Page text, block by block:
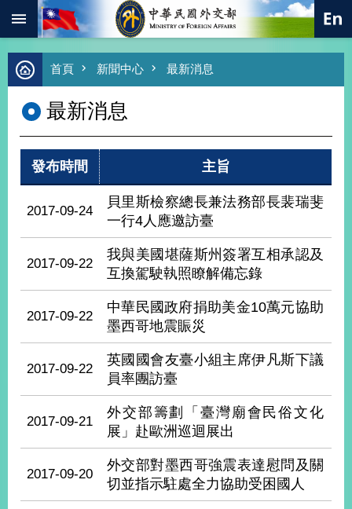
跳到主要內容區塊
進
階
尋
熱
合
交
價
外
經
濟
落
海
首頁 新聞中心 最新消息
最新消息
發布時間 主旨
2017-09-24
貝里斯檢察總長兼法務部長裴瑞斐
一行4人應邀訪臺
2017-09-22
我與美國堪薩斯州簽署互相承認及
互換駕駛執照瞭解備忘錄
2017-09-22
中華民國政府捐助美金10萬元協助
墨西哥地震賑災
2017-09-22
英國國會友臺小組主席伊凡斯下議
員率團訪臺
2017-09-21
外交部籌劃「臺灣廟會民俗文化
展」赴歐洲巡迴展出
2017-09-20
外交部對墨西哥強震表達慰問及關
切並指示駐處全力協助受困國人